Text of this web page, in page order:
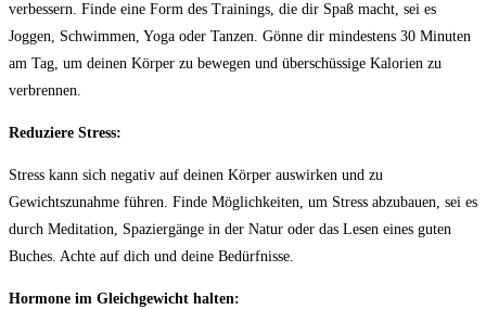
verbessern. Finde eine Form⁣ des Trainings, die‌ dir Spaß⁤ macht, ⁤sei es
⁤Joggen, Schwimmen, Yoga oder ⁢Tanzen. Gönne dir mindestens 30 Minuten
am Tag, um deinen Körper ‍zu bewegen und überschüssige Kalorien zu
verbrennen.
Reduziere Stress:
Stress kann sich‍ negativ auf deinen Körper ‍auswirken und ‍zu
Gewichtszunahme führen. Finde Möglichkeiten, um Stress abzubauen, sei ‌es
durch Meditation, Spaziergänge in der Natur oder das‍ Lesen eines guten
Buches.⁣ Achte auf dich⁤ und deine Bedürfnisse.
Hormone im Gleichgewicht halten: